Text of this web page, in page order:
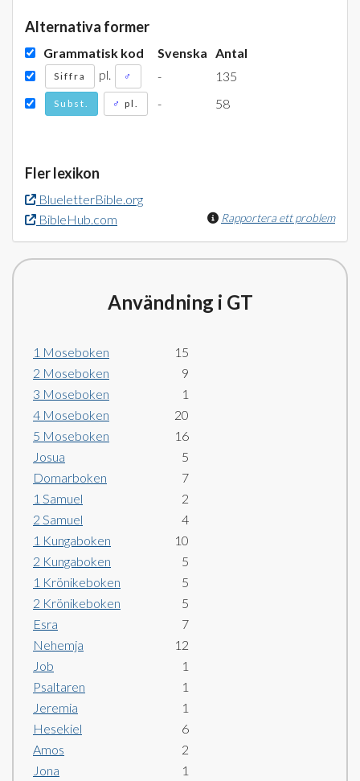
Alternativa former
Grammatisk kod Svenska Antal
Siffra pl. ♂ - 135
Subst. ♂ pl. - 58
Fler lexikon
BlueletterBible.org
BibleHub.com
Rapportera ett problem
Användning i GT
1 Moseboken
15
2 Moseboken
9
3 Moseboken
1
4 Moseboken
20
5 Moseboken
16
Josua
5
Domarboken
7
1 Samuel
2
2 Samuel
4
1 Kungaboken
10
2 Kungaboken
5
1 Krönikeboken
5
2 Krönikeboken
5
Esra
7
Nehemja
12
Job
1
Psaltaren
1
Jeremia
1
Hesekiel
6
Amos
2
Jona
1